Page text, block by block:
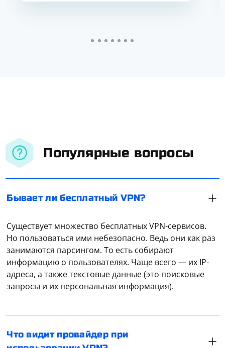
Популярные вопросы
Бывает ли бесплатный VPN?
Существует множество бесплатных VPN-сервисов.
Но пользоваться ими небезопасно. Ведь они как раз
занимаются парсингом. То есть собирают
информацию о пользователях. Чаще всего — их IP-
адреса, а также текстовые данные (это поисковые
запросы и их персональная информация).
Что видит провайдер при
Провайдер, когда пользователь использует VPN,
«видит» только зашифрованный трафик, а также
адрес удаленного сервера, на который отправляется
какие данные отправляет — невозможно
Необходимо перейти в «Настройки», выбрать «WiFi»,
далее указать сеть, для которой нужно отключить